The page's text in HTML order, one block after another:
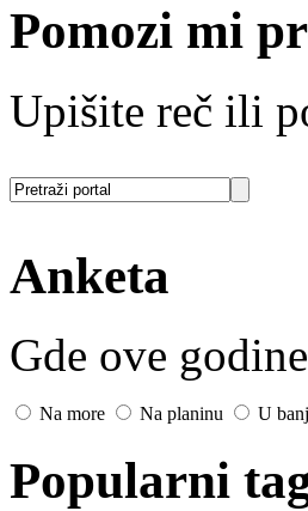
Pomozi mi
Upišite reč ili
Anketa
Gde ove
Na more Na planinu U
Popularni